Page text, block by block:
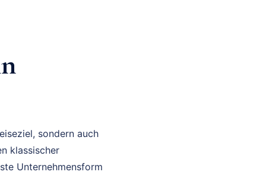
sondern auch
klassischer
Unternehmensform